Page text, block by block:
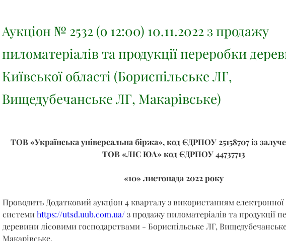
Аукціон № 2532 (о 12:00) 10.11.2022 з продажу
пиломатеріалів та продукції переробки
Київської області (Бориспільське ЛГ,
Вищедубечанське ЛГ, Макарівське)
ТОВ «Українська універсальна біржа», код ЄДРПОУ 25158707 із
ТОВ «ЛІС ЮА» код ЄДРПОУ 44737713
«10» листопада 2022 року
Проводить Додатковий аукціон 4 кварталу з використанням
системи https://utsd.uub.com.ua/ з продажу пиломатеріалів та продукції
деревини лісовими господарствами - Бориспільське ЛГ,
Макарівське.